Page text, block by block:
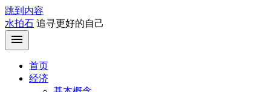
跳到内容
水拍石 追寻更好的自己
首页
经济